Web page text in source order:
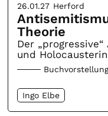
26.01.27 Herford
Theorie
Der
und
Ingo Elbe